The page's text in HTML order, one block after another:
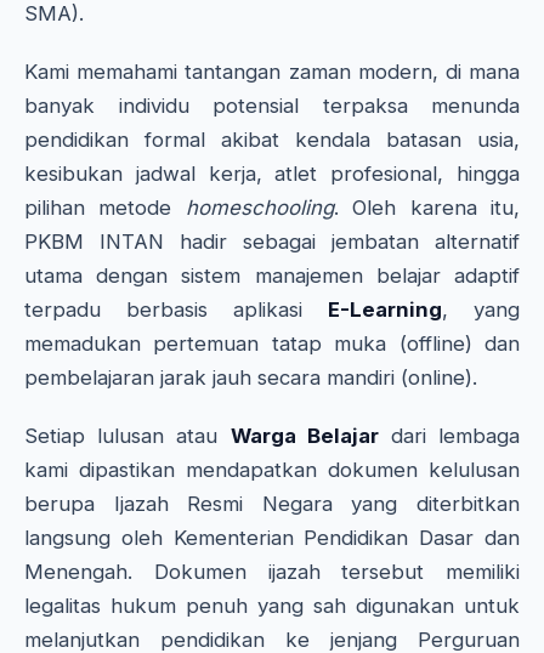
SMA).
Kami memahami tantangan zaman modern, di mana
banyak individu potensial terpaksa menunda
pendidikan formal akibat kendala batasan usia,
kesibukan jadwal kerja, atlet profesional, hingga
pilihan metode homeschooling. Oleh karena itu,
PKBM INTAN hadir sebagai jembatan alternatif
utama dengan sistem manajemen belajar adaptif
terpadu berbasis aplikasi E-Learning, yang
memadukan pertemuan tatap muka (offline) dan
pembelajaran jarak jauh secara mandiri (online).
Setiap lulusan atau Warga Belajardari lembaga
kami dipastikan mendapatkan dokumen kelulusan
berupa Ijazah Resmi Negara yang diterbitkan
langsung oleh Kementerian Pendidikan Dasar dan
Menengah. Dokumen ijazah tersebut memiliki
legalitas hukum penuh yang sah digunakan untuk
melanjutkan pendidikan ke jenjang Perguruan